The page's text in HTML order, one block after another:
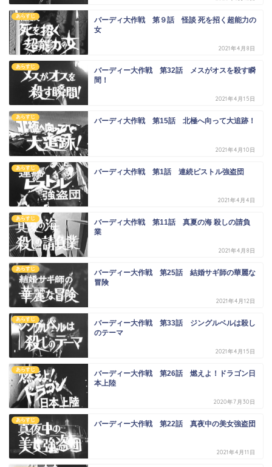
あらすじ
バーディ大作戦 第９話 怪談 死を招く超能力の
女
2021年4月8日
あらすじ
バーディー大作戦 第32話 メスがオスを殺す瞬
間！
2021年4月15日
あらすじ バーディ大作戦 第15話 北極へ向って大追跡！
2021年4月10日
あらすじ バーディ大作戦 第1話 連続ピストル強盗団
2021年4月4日
あらすじ
バーディ大作戦 第11話 真夏の海 殺しの請負
業
2021年4月8日
あらすじ
バーディー大作戦 第25話 結婚サギ師の華麗な
冒険
2021年4月12日
あらすじ
バーディー大作戦 第33話 ジングルベルは殺し
のテーマ
2021年4月15日
あらすじ
バーディー大作戦 第26話 燃えよ！ドラゴン日
本上陸
2020年7月30日
あらすじ バーディー大作戦 第22話 真夜中の美女強盗団
2021年4月11日